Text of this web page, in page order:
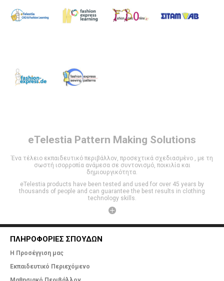
eTelestia Pattern Making Solutions
Ένα τέλειο εκπαιδευτικό περιβάλλον, προσεχτικά σχεδιασμένο , με τη
σωστή ισορροπία ανάμεσα σε συντονισμό, ποικιλία και
δημιουργικότητα.
eTelestia products have been tested and used for over 45 years by
thousands of people and can guarantee the best results in clothing
technology skills.
ΠΛΗΡΟΦΟΡΙΕΣ ΣΠΟΥΔΩΝ
Η Προσέγγιση μας
Εκπαιδευτικό Περιεχόμενο